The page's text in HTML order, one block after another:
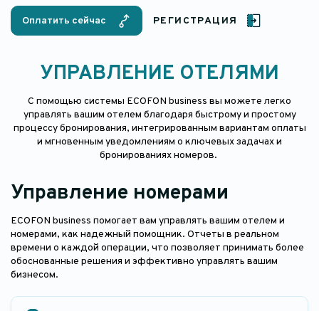
Оплатить сейчас РЕГИСТРАЦИЯ
УПРАВЛЕНИЕ ОТЕЛЯМИ
С помощью системы ECOFON business вы можете легко
управлять вашим отелем благодаря быстрому и простому
процессу бронирования, интегрированным вариантам оплаты
и мгновенным уведомлениям о ключевых задачах и
бронированиях номеров.
Управление номерами
ECOFON business помогает вам управлять вашим отелем и
номерами, как надежный помощник. Отчеты в реальном
времени о каждой операции, что позволяет принимать более
обоснованные решения и эффективно управлять вашим
бизнесом.